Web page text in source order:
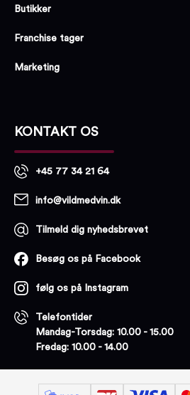
Butikker
Franchise tager
Marketing
KONTAKT OS
+45 77 34 21 64
info@vildmedvin.dk
Tilmeld dig nyhedsbrevet
Besøg os på Facebook
følg os på Instagram
Telefontider
Mandag-Torsdag: 10.00 - 15.00
Fredag: 10.00 - 14.00